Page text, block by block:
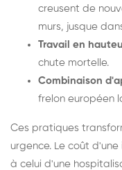
creusent de
murs, jusque
Travail en
chute mortelle.
Combinaison
frelon européen
Ces pratiques
urgence. Le coût
à celui d'une